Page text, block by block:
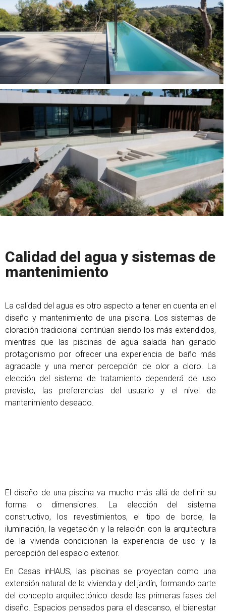
Calidad del agua y sistemas de
mantenimiento
La calidad del agua es otro aspecto a tener en cuenta en el
diseño y mantenimiento de una piscina. Los sistemas de
cloración tradicional continúan siendo los más extendidos,
mientras que las piscinas de agua salada han ganado
protagonismo por ofrecer una experiencia de baño más
agradable y una menor percepción de olor a cloro. La
elección del sistema de tratamiento dependerá del uso
previsto, las preferencias del usuario y el nivel de
mantenimiento deseado.
El diseño de una piscina va mucho más allá de definir su
forma o dimensiones. La elección del sistema
constructivo, los revestimientos, el tipo de borde, la
iluminación, la vegetación y la relación con la arquitectura
de la vivienda condicionan la experiencia de uso y la
percepción del espacio exterior.
En Casas inHAUS, las piscinas se proyectan como una
extensión natural de la vivienda y del jardín, formando parte
del concepto arquitectónico desde las primeras fases del
diseño. Espacios pensados para el descanso, el bienestar